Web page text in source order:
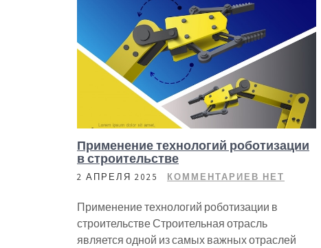
Применение технологий роботизации
в строительстве
2 АПРЕЛЯ 2025 КОММЕНТАРИЕВ НЕТ
Применение технологий роботизации в
строительстве Строительная отрасль
является одной из самых важных отраслей